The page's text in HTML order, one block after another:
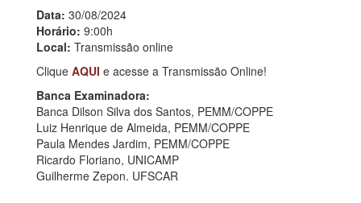
Data: 30/08/2024
Horário: 9:00h
Local: Transmissão online
Clique AQUI e acesse a Transmissão Online!
Banca Examinadora:
Banca Dilson Silva dos Santos, PEMM/COPPE
Luiz Henrique de Almeida, PEMM/COPPE
Paula Mendes Jardim, PEMM/COPPE
Ricardo Floriano, UNICAMP
Guilherme Zepon. UFSCAR